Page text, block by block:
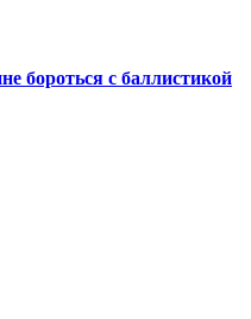
бороться с баллистикой